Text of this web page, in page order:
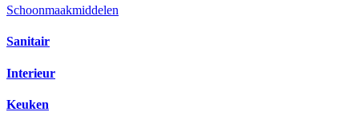
Schoonmaakmiddelen
Sanitair
Interieur
Keuken